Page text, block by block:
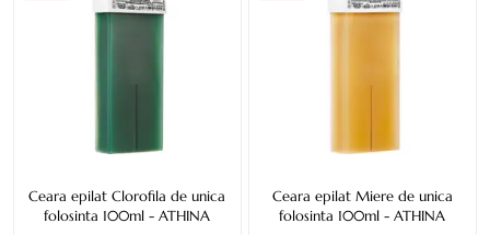
Ceara epilat Clorofila de unica
folosinta 100ml - ATHINA
Ceara epilat Miere de unica
folosinta 100ml - ATHINA